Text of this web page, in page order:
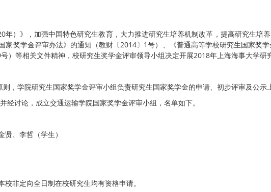
）》，加强中国特色研究生教育，大力推进研究生培养机制改革，提高研究生培
奖学金评审办法》的通知（教财〔2014〕1号）、《普通高等学校研究生国家奖
等相关文件精神，校研究生奖学金评审领导小组决定开展2018年上海海事大学研
，学院研究生国家奖学金评审小组负责研究生国家奖学金的申请、初步评审及公示
讨论，成立交通运输学院国家奖学金评审小组，名单如下。
、李哲（学生）
非定向全日制在校研究生均有资格申请。